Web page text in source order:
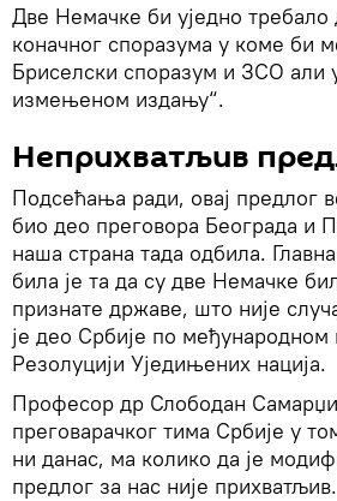
Две Немачке би уједно
коначног споразума у коме би
Бриселски споразум и ЗСО али
измењеном издању“.
Неприхватљив
Подсећања ради, овај предлог
био део преговора Београда и
наша страна тада одбила.
била је та да су две Немачке
признате државе, што није
је део Србије по међународном
Резолуцији Уједињених нација.
Професор др Слободан
преговарачког тима Србије у
ни данас, ма колико да је
предлог за нас није прихватљив.